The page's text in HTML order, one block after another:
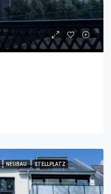
NEUBAU STELLPLATZ